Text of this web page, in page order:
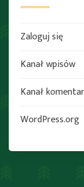
Zaloguj się
Kanał wpisów
Kanał
WordPress.org